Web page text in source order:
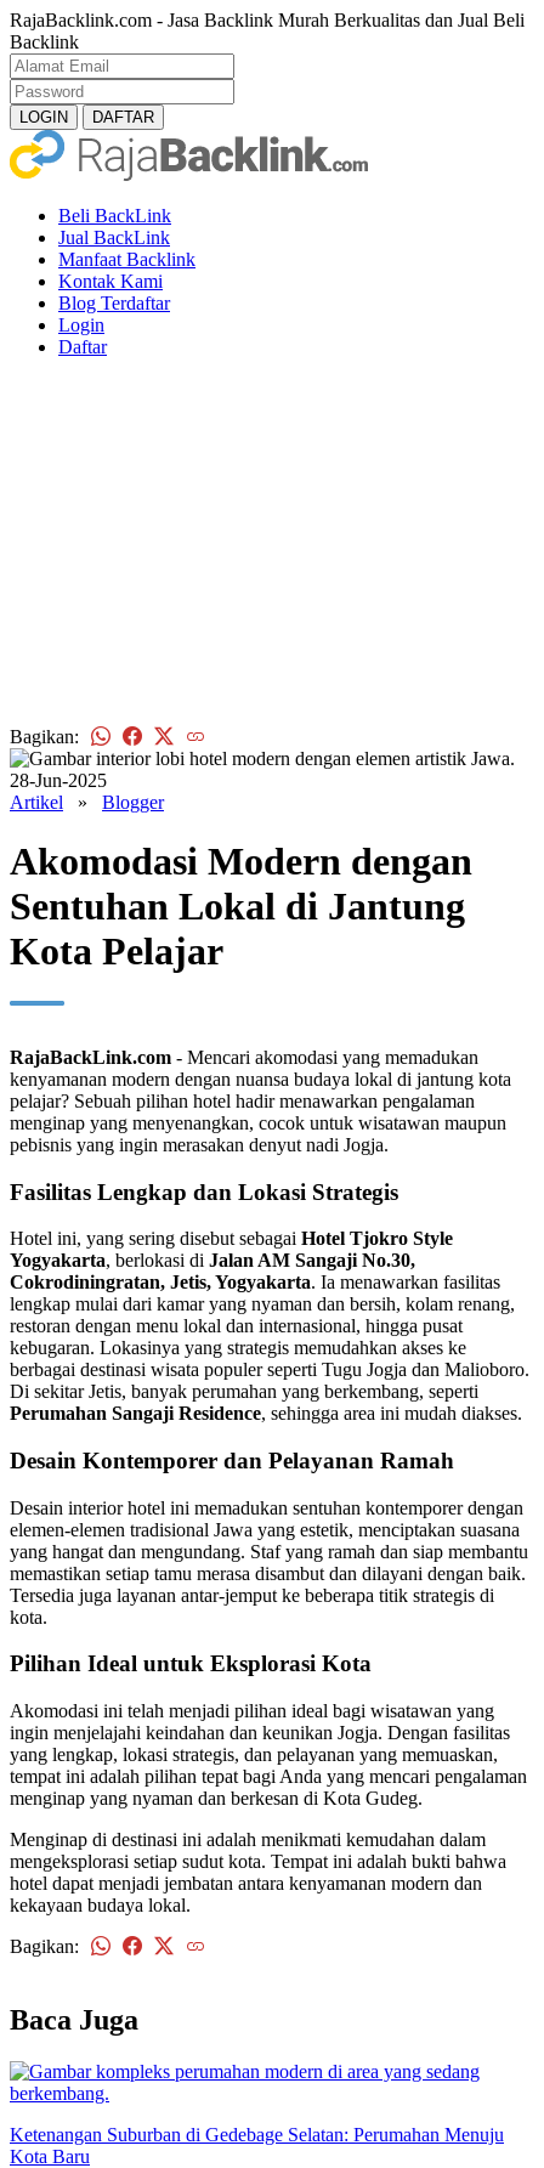
RajaBacklink.com - Jasa Backlink Murah Berkualitas dan Jual Beli
Backlink
Beli BackLink
Jual BackLink
Manfaat Backlink
Kontak Kami
Blog Terdaftar
Login
Daftar
Bagikan:
28-Jun-2025
Artikel » Blogger
Akomodasi Modern dengan
Sentuhan Lokal di Jantung
Kota Pelajar
RajaBackLink.com - Mencari akomodasi yang memadukan
kenyamanan modern dengan nuansa budaya lokal di jantung kota
pelajar? Sebuah pilihan hotel hadir menawarkan pengalaman
menginap yang menyenangkan, cocok untuk wisatawan maupun
pebisnis yang ingin merasakan denyut nadi Jogja.
Fasilitas Lengkap dan Lokasi Strategis
Hotel ini, yang sering disebut sebagai Hotel Tjokro Style
Yogyakarta, berlokasi di Jalan AM Sangaji No.30,
Cokrodiningratan, Jetis, Yogyakarta. Ia menawarkan fasilitas
lengkap mulai dari kamar yang nyaman dan bersih, kolam renang,
restoran dengan menu lokal dan internasional, hingga pusat
kebugaran. Lokasinya yang strategis memudahkan akses ke
berbagai destinasi wisata populer seperti Tugu Jogja dan Malioboro.
Di sekitar Jetis, banyak perumahan yang berkembang, seperti
Perumahan Sangaji Residence, sehingga area ini mudah diakses.
Desain Kontemporer dan Pelayanan Ramah
Desain interior hotel ini memadukan sentuhan kontemporer dengan
elemen-elemen tradisional Jawa yang estetik, menciptakan suasana
yang hangat dan mengundang. Staf yang ramah dan siap membantu
memastikan setiap tamu merasa disambut dan dilayani dengan baik.
Tersedia juga layanan antar-jemput ke beberapa titik strategis di
kota.
Pilihan Ideal untuk Eksplorasi Kota
Akomodasi ini telah menjadi pilihan ideal bagi wisatawan yang
ingin menjelajahi keindahan dan keunikan Jogja. Dengan fasilitas
yang lengkap, lokasi strategis, dan pelayanan yang memuaskan,
tempat ini adalah pilihan tepat bagi Anda yang mencari pengalaman
menginap yang nyaman dan berkesan di Kota Gudeg.
Menginap di destinasi ini adalah menikmati kemudahan dalam
mengeksplorasi setiap sudut kota. Tempat ini adalah bukti bahwa
hotel dapat menjadi jembatan antara kenyamanan modern dan
kekayaan budaya lokal.
Bagikan:
Baca Juga
Ketenangan Suburban di Gedebage Selatan: Perumahan Menuju
Kota Baru